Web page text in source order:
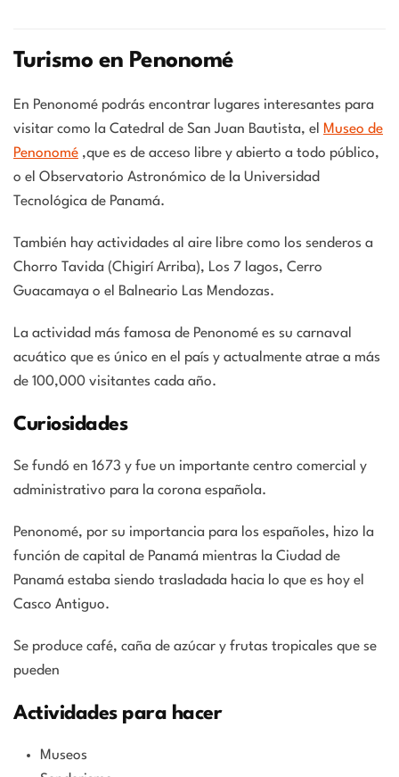
Turismo en Penonomé
En Penonomé podrás encontrar lugares interesantes para
visitar como la Catedral de San Juan Bautista, el Museo de
Penonomé ,que es de acceso libre y abierto a todo público,
o el Observatorio Astronómico de la Universidad
Tecnológica de Panamá.
También hay actividades al aire libre como los senderos a
Chorro Tavida (Chigirí Arriba), Los 7 lagos, Cerro
Guacamaya o el Balneario Las Mendozas.
La actividad más famosa de Penonomé es su carnaval
acuático que es único en el país y actualmente atrae a más
de 100,000 visitantes cada año.
Curiosidades
Se fundó en 1673 y fue un importante centro comercial y
administrativo para la corona española.
Penonomé, por su importancia para los españoles, hizo la
función de capital de Panamá mientras la Ciudad de
Panamá estaba siendo trasladada hacia lo que es hoy el
Casco Antiguo.
Se produce café, caña de azúcar y frutas tropicales que se
pueden
Actividades para hacer
Museos